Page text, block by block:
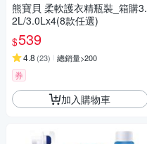
熊寶貝 柔軟護衣精瓶裝_箱購3.
2L/3.0Lx4(8款任選)
$539
4.8 (23) 總銷量>200
券
加入購物車